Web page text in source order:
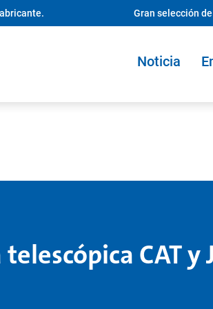
Gran selección
Noticia
CAT y